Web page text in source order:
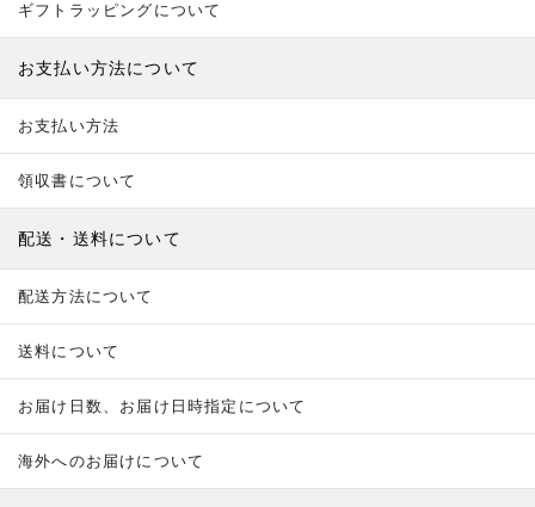
ギフトラッピングについて
お支払い方法について
お支払い方法
領収書について
配送・送料について
配送方法について
送料について
お届け日数、お届け日時指定について
海外へのお届けについて